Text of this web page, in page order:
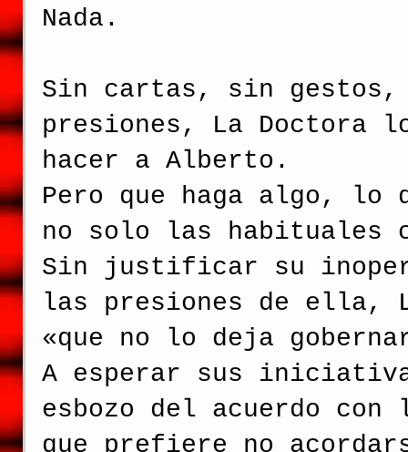
Nada.
Sin cartas, sin
presiones, La Doctora
hacer a Alberto.
Pero que haga algo, lo
no solo las habituales
Sin justificar su
las presiones de ella,
«que no lo deja
A esperar sus
esbozo del acuerdo
que prefiere no